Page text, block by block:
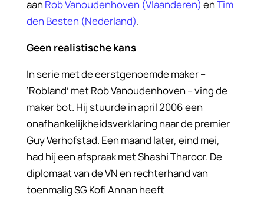
aan Rob Vanoudenhoven (Vlaanderen) enTim
den Besten (Nederland).
Geen realistische kans
In serie met de eerstgenoemde maker –
‘Robland’ met Rob Vanoudenhoven – ving de
maker bot. Hij stuurde in april 2006 een
onafhankelijkheidsverklaring naar de premier
Guy Verhofstad. Een maand later, eind mei,
had hij een afspraak met Shashi Tharoor. De
diplomaat van de VN en rechterhand van
toenmalig SG Kofi Annan heeft